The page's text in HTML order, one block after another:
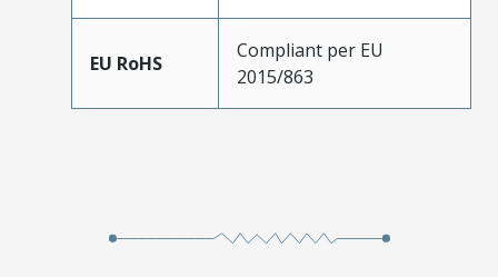
EU RoHS
Compliant per EU
2015/863